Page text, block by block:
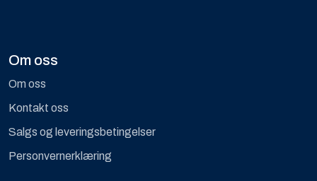
Om oss
Om oss
Kontakt oss
Salgs og leveringsbetingelser
Personvernerklæring